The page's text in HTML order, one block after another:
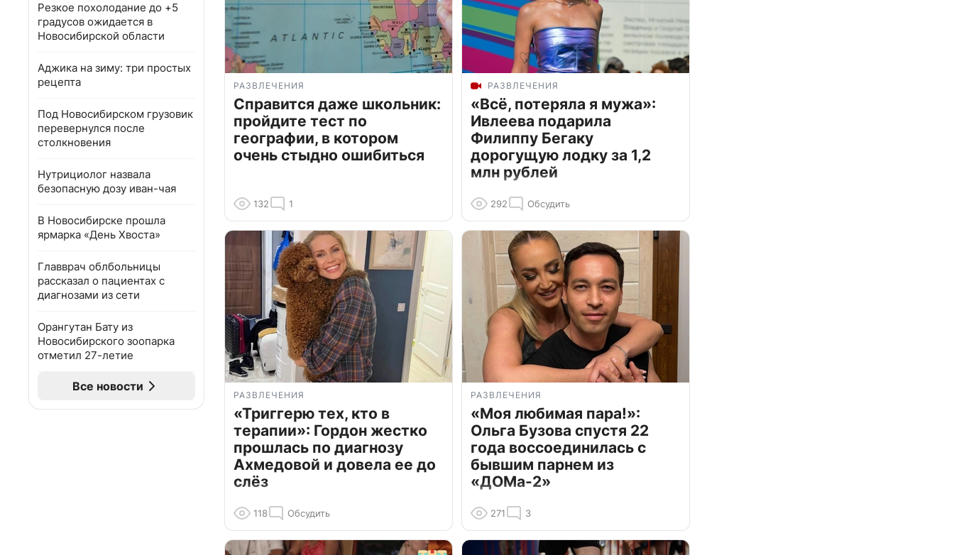
Резкое похолодание до +5
градусов ожидается в
Новосибирской области
Аджика на зиму: три простых
рецепта
Под Новосибирском грузовик
перевернулся после
столкновения
Нутрициолог назвала
безопасную дозу иван-чая
В Новосибирске прошла
ярмарка «День Хвоста»
Главврач облбольницы
рассказал о пациентах с
диагнозами из сети
Орангутан Бату из
Новосибирского зоопарка
отметил 27-летие
Все новости
РАЗВЛЕЧЕНИЯ
Справится даже школьник:
пройдите тест по
географии, в котором
очень стыдно ошибиться
132 1
РАЗВЛЕЧЕНИЯ
«Всё, потеряла я мужа»:
Ивлеева подарила
Филиппу Бегаку
дорогущую лодку за 1,2
млн рублей
292 Обсудить
РАЗВЛЕЧЕНИЯ
«Триггерю тех, кто в
терапии»: Гордон жестко
прошлась по диагнозу
Ахмедовой и довела ее до
слёз
118 Обсудить
РАЗВЛЕЧЕНИЯ
«Моя любимая пара!»:
Ольга Бузова спустя 22
года воссоединилась с
бывшим парнем из
«ДОМа-2»
271 3